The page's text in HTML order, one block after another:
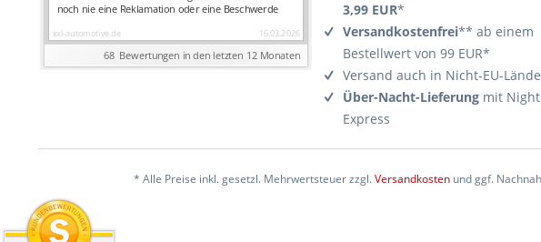
3,99 EUR*
Versandkostenfrei** ab einem
Bestellwert von 99 EUR*
Versand auch in Nicht-EU-
Über-Nacht-Lieferung mit
Express
* Alle Preise inkl. gesetzl. Mehrwertsteuer zzgl.Versandkosten und ggf.